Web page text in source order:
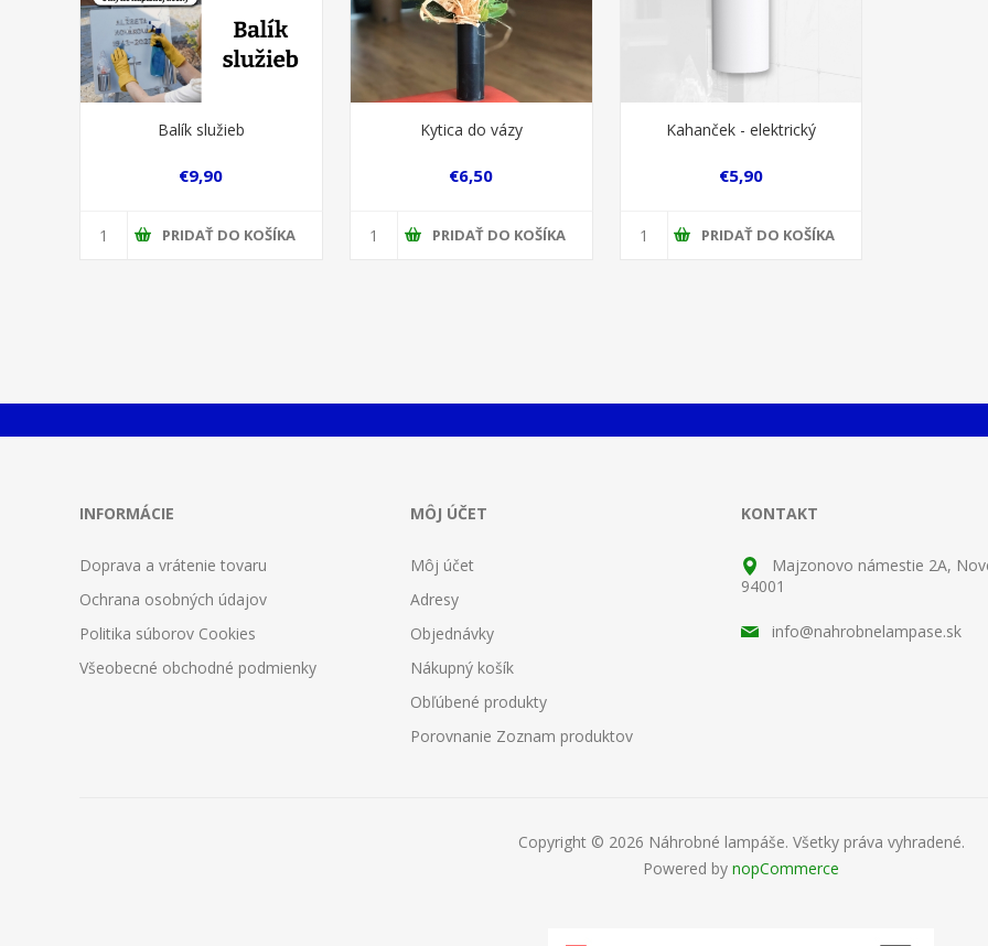
Balík služieb
€9,90
PRIDAŤ DO KOŠÍKA
Kytica do vázy
€6,50
PRIDAŤ DO KOŠÍKA
Kahanček - elektrický
€5,90
PRIDAŤ DO KOŠÍKA
INFORMÁCIE
Doprava a vrátenie tovaru
Ochrana osobných údajov
Politika súborov Cookies
Všeobecné obchodné podmienky
MÔJ ÚČET
Môj účet
Adresy
Objednávky
Nákupný košík
Obľúbené produkty
Porovnanie Zoznam produktov
KONTAKT
Majzonovo námestie 2A,
94001
info@nahrobnelampase.sk
Copyright © 2026 Náhrobné lampáše. Všetky práva vyhradené.
Powered by nopCommerce